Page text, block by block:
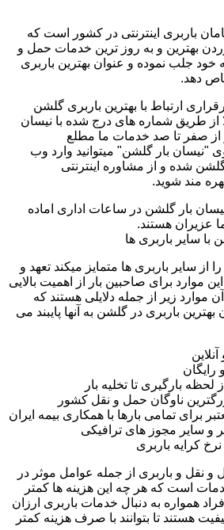
باربری اینترنتی در کشور است که
بهترین و به روز ترین خدمات حمل و
خود جلب نموده و عنوان بهترین باربری
دهد.
ارتباط با بهترین باربری گلشن
از طریق شماره های درج شده با نیسان
از صفر تا صد خدمات ما مطلع
"نیسان بار گلشن" میتوانید وارد وب
شده و از مشاوره اینترنتی
مند شوید.
بار گلشن در ساعات اداری اماده
عزیران هستند.
با سایر باربری ها
از سایر باربری ها متمایز میکند تعهد و
برای صاحبین بار از اهمیت بالایی
موارد زیر از جمله دلایلی هستند که
باربری در گلشن به آنها پایبند می
بارگیری تا تخلیه بار
ناوگان حمل و نقل کشور
برای تمامی بارها با همکاری بیمه ایران
و سایر مجوز های ترافیکی
کرایه باربری
نقل و باربری از جمله عوامل موثر در
است که هر چه این هزینه ها کمتر
همواره به دنبال خدمات باربری ارزان
هستند تا بتوانند با صرف هزینه کمتر